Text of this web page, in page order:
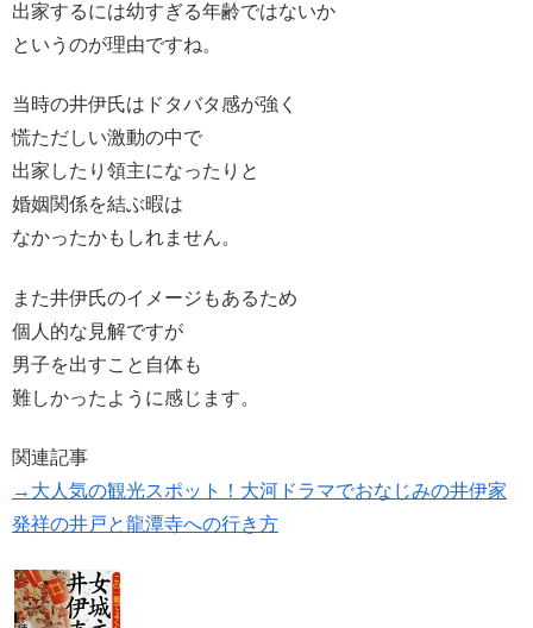
出家するには幼すぎる年齢ではないか
というのが理由ですね。
当時の井伊氏はドタバタ感が強く
慌ただしい激動の中で
出家したり領主になったりと
婚姻関係を結ぶ暇は
なかったかもしれません。
また井伊氏のイメージもあるため
個人的な見解ですが
男子を出すこと自体も
難しかったように感じます。
関連記事
→大人気の観光スポット！大河ドラマでおなじみの井伊家
発祥の井戸と龍潭寺への行き方